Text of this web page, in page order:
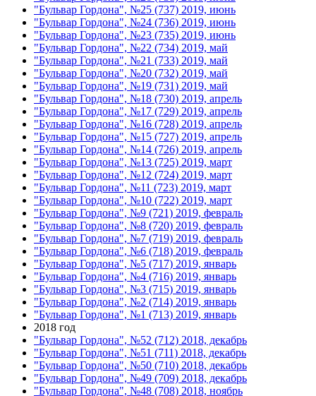
"Бульвар Гордона", №25 (737) 2019, июнь
"Бульвар Гордона", №24 (736) 2019, июнь
"Бульвар Гордона", №23 (735) 2019, июнь
"Бульвар Гордона", №22 (734) 2019, май
"Бульвар Гордона", №21 (733) 2019, май
"Бульвар Гордона", №20 (732) 2019, май
"Бульвар Гордона", №19 (731) 2019, май
"Бульвар Гордона", №18 (730) 2019, апрель
"Бульвар Гордона", №17 (729) 2019, апрель
"Бульвар Гордона", №16 (728) 2019, апрель
"Бульвар Гордона", №15 (727) 2019, апрель
"Бульвар Гордона", №14 (726) 2019, апрель
"Бульвар Гордона", №13 (725) 2019, март
"Бульвар Гордона", №12 (724) 2019, март
"Бульвар Гордона", №11 (723) 2019, март
"Бульвар Гордона", №10 (722) 2019, март
"Бульвар Гордона", №9 (721) 2019, февраль
"Бульвар Гордона", №8 (720) 2019, февраль
"Бульвар Гордона", №7 (719) 2019, февраль
"Бульвар Гордона", №6 (718) 2019, февраль
"Бульвар Гордона", №5 (717) 2019, январь
"Бульвар Гордона", №4 (716) 2019, январь
"Бульвар Гордона", №3 (715) 2019, январь
"Бульвар Гордона", №2 (714) 2019, январь
"Бульвар Гордона", №1 (713) 2019, январь
2018 год
"Бульвар Гордона", №52 (712) 2018, декабрь
"Бульвар Гордона", №51 (711) 2018, декабрь
"Бульвар Гордона", №50 (710) 2018, декабрь
"Бульвар Гордона", №49 (709) 2018, декабрь
"Бульвар Гордона", №48 (708) 2018, ноябрь